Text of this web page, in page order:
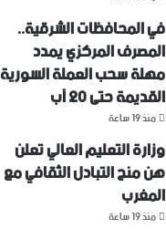
في المحافظات الشرقية..
المصرف المركزي يمدد
مهلة سحب العملة السورية
القديمة حتى 20 آب
منذ 19 ساعة
وزارة التعليم العالي تعلن
هن منح التبادل الثقافي مع
المغرب
منذ 19 ساعة